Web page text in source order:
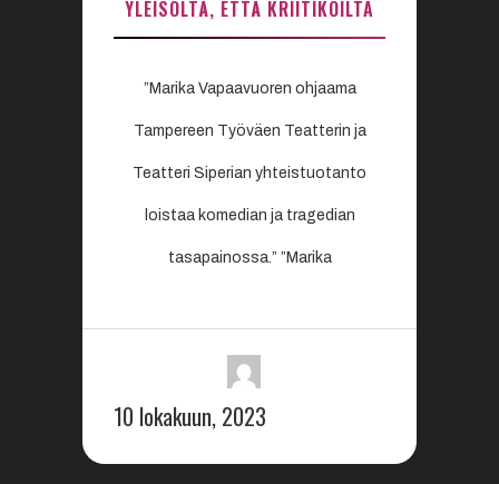
YLEISÖLTÄ, ETTÄ KRIITIKOILTA
”Marika Vapaavuoren ohjaama
Tampereen Työväen Teatterin ja
Teatteri Siperian yhteistuotanto
loistaa komedian ja tragedian
tasapainossa.” ”Marika
10 lokakuun, 2023